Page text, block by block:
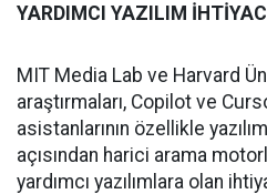
YARDIMCI YAZILIM
MIT Media Lab ve Harvard
araştırmaları, Copilot ve
asistanlarının özellikle
açısından harici arama
yardımcı yazılımlara olan